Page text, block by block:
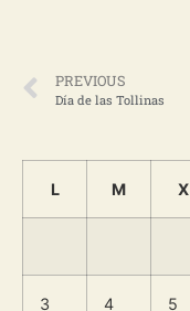
PREVIOUS
Día de las Tollinas
L M X
3 4 5